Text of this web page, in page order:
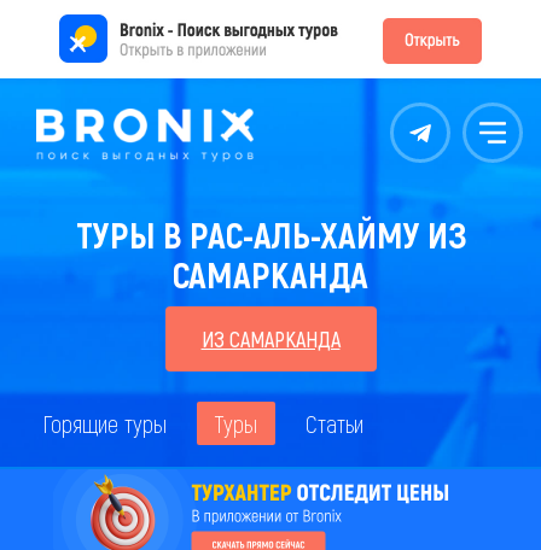
Контакты Меню
ТУРЫ В РАС-АЛЬ-ХАЙМУ ИЗ
САМАРКАНДА
ИЗ САМАРКАНДА
Горящие туры Туры Статьи